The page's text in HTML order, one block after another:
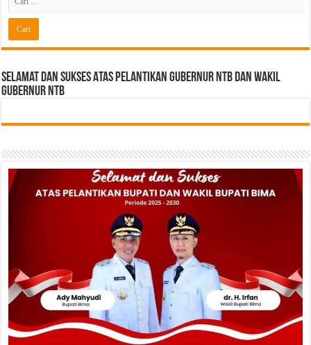
Selamat dan sukses Atas pelantikan Gubernur NTB Dan Wakil
gubernur NTB